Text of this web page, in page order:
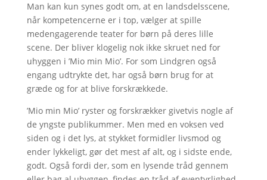
Man kan kun synes godt om, at en landsdelsscene,
når kompetencerne er i top, vælger at spille
medengagerende teater for børn på deres lille
scene. Der bliver klogelig nok ikke skruet ned for
uhyggen i ’Mio min Mio’. For som Lindgren også
engang udtrykte det, har også børn brug for at
græde og for at blive forskrækkede.
’Mio min Mio’ ryster og forskrækker givetvis nogle af
de yngste publikummer. Men med en voksen ved
siden og i det lys, at stykket formidler livsmod og
ender lykkeligt, gør det mest af alt, og i sidste ende,
godt. Også fordi der, som en lysende tråd gennem